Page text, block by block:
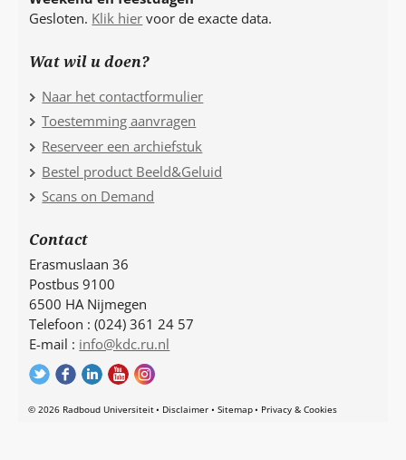
Gesloten. Klik hier voor de exacte data.
Wat wil u doen?
Naar het contactformulier
Toestemming aanvragen
Reserveer een archiefstuk
Bestel product Beeld&Geluid
Scans on Demand
Contact
Erasmuslaan 36
Postbus 9100
6500 HA Nijmegen
Telefoon : (024) 361 24 57
E-mail : info@kdc.ru.nl
© 2026 Radboud Universiteit Disclaimer Sitemap Privacy & Cookies